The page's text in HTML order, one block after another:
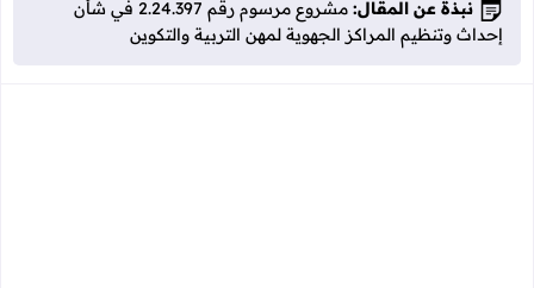
نبذة عن المقال:
مشروع مرسوم رقم 2.24.397 في شأن
إحداث وتنظيم المراكز الجهوية لمهن التربية والتكوين